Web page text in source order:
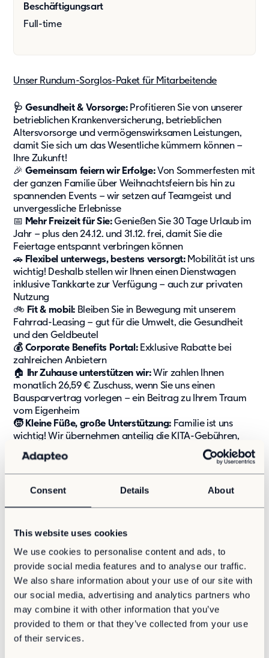
Consent Details About
This website uses cookies
We use cookies to personalise content and ads, to
provide social media features and to analyse our traffic.
We also share information about your use of our site with
our social media, advertising and analytics partners who
may combine it with other information that you’ve
provided to them or that they’ve collected from your use
of their services.
Kaufsysteme
Produkte
Nachhaltigkeit
Unser Konzept
Berichterstattung
Zertifizierungen
Projekte und Themen
News
Referenzen
Fachartikel
Whitepaper
Insights
Über uns
Über Adapteo
Unser Ziel
Service
Presse&Medien
Kontakt
Karriere
Karriere
Kultur und Möglichkeiten
Beschäftigungsart
Full-time
Unser Rundum-Sorglos-Paket für Mitarbeitende
🩺 Gesundheit & Vorsorge:Profitieren Sie von unserer
betrieblichen Krankenversicherung, betrieblichen
Altersvorsorge und vermögenswirksamen Leistungen,
damit Sie sich um das Wesentliche kümmern können –
Ihre Zukunft!
🎉 Gemeinsam feiern wir Erfolge:Von Sommerfesten mit
der ganzen Familie über Weihnachtsfeiern bis hin zu
spannenden Events – wir setzen auf Teamgeist und
unvergessliche Erlebnisse
📅 Mehr Freizeit für Sie:Genießen Sie 30 Tage Urlaub im
Jahr – plus den 24.12. und 31.12. frei, damit Sie die
Feiertage entspannt verbringen können
🚗 Flexibel unterwegs, bestens versorgt: Mobilität ist uns
wichtig! Deshalb stellen wir Ihnen einen Dienstwagen
inklusive Tankkarte zur Verfügung – auch zur privaten
Nutzung
🚲 Fit & mobil: Bleiben Sie in Bewegung mit unserem
Fahrrad-Leasing – gut für die Umwelt, die Gesundheit
und den Geldbeutel
💰 Corporate Benefits Portal: Exklusive Rabatte bei
zahlreichen Anbietern
🏠
Ihr Zuhause unterstützen wir:Wir zahlen Ihnen
monatlich 26,59 € Zuschuss, wenn Sie uns einen
Bausparvertrag vorlegen – ein Beitrag zu Ihrem Traum
vom Eigenheim
🧒 Kleine Füße, große Unterstützung: Familie ist uns
wichtig! Wir übernehmen anteilig die KITA-Gebühren,
Ihre Aufgaben – Mit Expertise und Leidenschaft zum
Vertriebserfolg
und bauen den Markt in der Region Mitte (Hessen,
🤝Kontakte pflegen:Sie sorgen dafür, dass sich unsere
Kunden langfristig gut aufgehoben fühlen
🎯Ergebnisorientierte Beratung:Sie beraten
kundenorientiert, hören zu und finden die besten
Lösungen für die jeweiligen Bedürfnisse
Neue Absatzmöglichkeiten entdecken: Sie haben
immer ein Auge auf neue Märkte und erschließen gezielt
Absatzkanäle